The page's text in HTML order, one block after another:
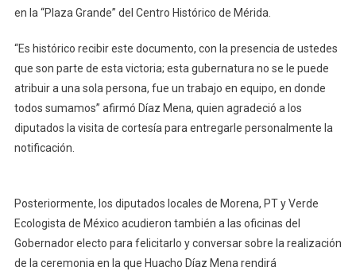
en la “Plaza Grande” del Centro Histórico de Mérida.
“Es histórico recibir este documento, con la presencia de ustedes
que son parte de esta victoria; esta gubernatura no se le puede
atribuir a una sola persona, fue un trabajo en equipo, en donde
todos sumamos” afirmó Díaz Mena, quien agradeció a los
diputados la visita de cortesía para entregarle personalmente la
notificación.
Posteriormente, los diputados locales de Morena, PT y Verde
Ecologista de México acudieron también a las oficinas del
Gobernador electo para felicitarlo y conversar sobre la realización
de la ceremonia en la que Huacho Díaz Mena rendirá